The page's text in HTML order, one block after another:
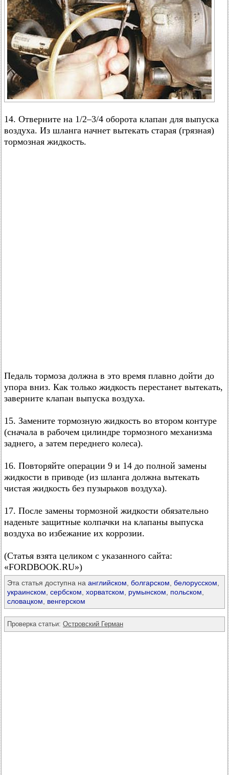
14. Отверните на 1/2–3/4 оборота клапан для выпуска
воздуха. Из шланга начнет вытекать старая (грязная)
тормозная жидкость.
Педаль тормоза должна в это время плавно дойти до
упора вниз. Как только жидкость перестанет вытекать,
заверните клапан выпуска воздуха.
15. Замените тормозную жидкость во втором контуре
(сначала в рабочем цилиндре тормозного механизма
заднего, а затем переднего колеса).
16. Повторяйте операции 9 и 14 до полной замены
жидкости в приводе (из шланга должна вытекать
чистая жидкость без пузырьков воздуха).
17. После замены тормозной жидкости обязательно
наденьте защитные колпачки на клапаны выпуска
воздуха во избежание их коррозии.
(Статья взята целиком с указанного сайта:
«FORDBOOK.RU»)
Эта статья доступна на английском болгарском белорусском
украинском сербском хорватском румынском польском
словацком
венгерском
Проверка статьи: Островский Герман